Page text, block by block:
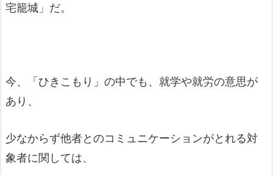
宅籠城」だ。
今、「ひきこもり」の中でも、就学や就労の意思が
あり、
少なからず他者とのコミュニケーションがとれる対
象者に関しては、